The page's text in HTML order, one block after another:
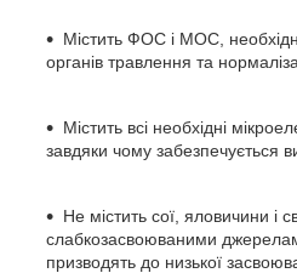
Містить ФОС і МОС,
органів травлення та
Містить всі необхідні
завдяки чому забезпечується
Не містить сої, яловичини і
слабкозасвоюваними
призводять до низької